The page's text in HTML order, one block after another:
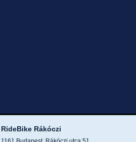
RideBike Rákóczi